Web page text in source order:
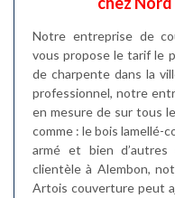
Notre entreprise de
vous propose le tarif le
de charpente dans la
professionnel, notre
en mesure de sur tous
comme : le bois lamellé-
armé et bien
clientèle à Alembon,
Artois couverture peut